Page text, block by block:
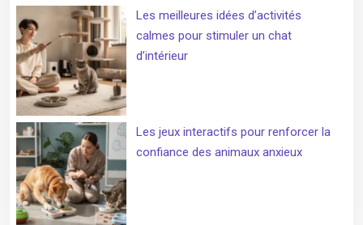
Les meilleures idées d’activités
calmes pour stimuler un chat
d’intérieur
Les jeux interactifs pour renforcer la
confiance des animaux anxieux